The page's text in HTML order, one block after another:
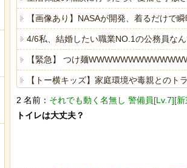
【画像あり】NASAが開発、着るだけで
4/6私、結婚したい職業NO.1の公務員な
【緊急】 つけ麺
【トー横キッズ】家庭環境や毒親との
【驚愕】女さん「43億円注文して………
海外「日本は戦勝国なんだよ」 戦後の日
2 名前： それでも動く名無し 警備員[Lv.7][新
トイレは大丈夫？